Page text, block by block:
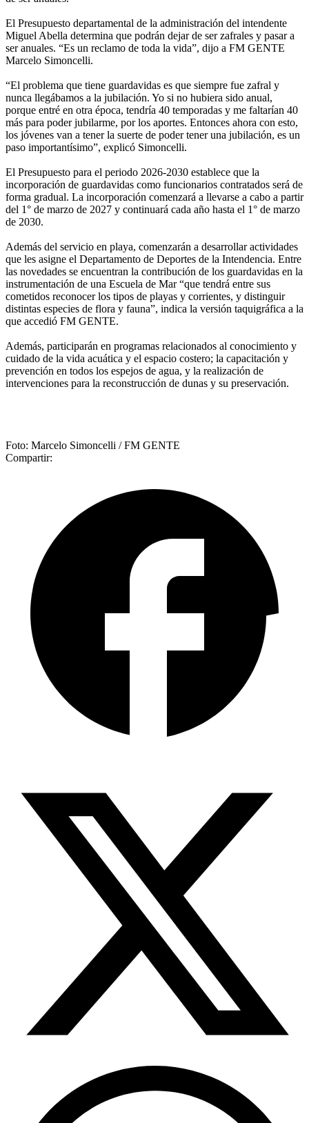
El Presupuesto departamental de la administración del intendente
Miguel Abella determina que podrán dejar de ser zafrales y pasar a
ser anuales. “Es un reclamo de toda la vida”, dijo a FM GENTE
Marcelo Simoncelli.
“El problema que tiene guardavidas es que siempre fue zafral y
nunca llegábamos a la jubilación. Yo si no hubiera sido anual,
porque entré en otra época, tendría 40 temporadas y me faltarían 40
más para poder jubilarme, por los aportes. Entonces ahora con esto,
los jóvenes van a tener la suerte de poder tener una jubilación, es un
paso importantísimo”, explicó Simoncelli.
El Presupuesto para el periodo 2026-2030 establece que la
incorporación de guardavidas como funcionarios contratados será de
forma gradual. La incorporación comenzará a llevarse a cabo a partir
del 1° de marzo de 2027 y continuará cada año hasta el 1° de marzo
de 2030.
Además del servicio en playa, comenzarán a desarrollar actividades
que les asigne el Departamento de Deportes de la Intendencia. Entre
las novedades se encuentran la contribución de los guardavidas en la
instrumentación de una Escuela de Mar “que tendrá entre sus
cometidos reconocer los tipos de playas y corrientes, y distinguir
distintas especies de flora y fauna”, indica la versión taquigráfica a la
que accedió FM GENTE.
Además, participarán en programas relacionados al conocimiento y
cuidado de la vida acuática y el espacio costero; la capacitación y
prevención en todos los espejos de agua, y la realización de
intervenciones para la reconstrucción de dunas y su preservación.
Foto: Marcelo Simoncelli / FM GENTE
Compartir: